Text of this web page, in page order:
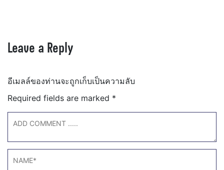
Leave a Reply
อีเมลล์ของท่านจะถูกเก็บเป็นความลับ
Required fields are marked *